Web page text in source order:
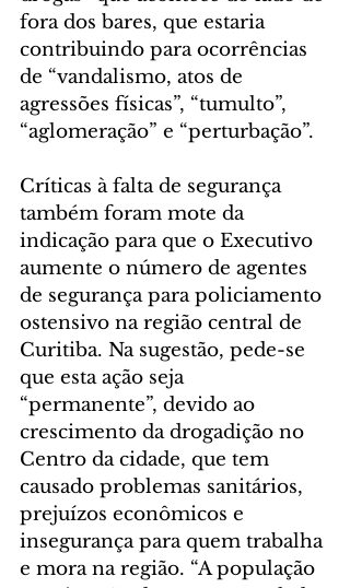
fora dos bares, que estaria
contribuindo para ocorrências
de “vandalismo, atos de
agressões físicas”, “tumulto”,
“aglomeração” e “perturbação”.
Críticas à falta de segurança
também foram mote da
indicação para que o Executivo
aumente o número de agentes
de segurança para policiamento
ostensivo na região central de
Curitiba. Na sugestão, pede-se
que esta ação seja
“permanente”, devido ao
crescimento da drogadição no
Centro da cidade, que tem
causado problemas sanitários,
prejuízos econômicos e
insegurança para quem trabalha
e mora na região. “A população